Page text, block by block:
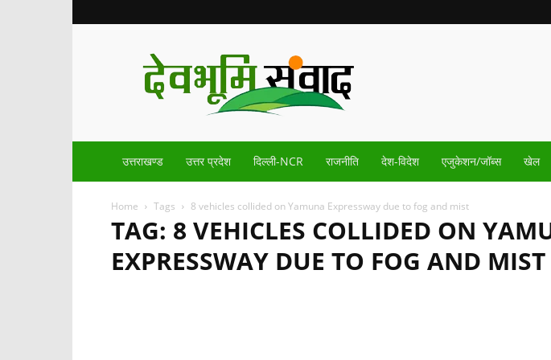
Devbhoomisamvad.com
उत्तराखण्ड उत्तर प्रदेश दिल्ली-NCR राजनीति देश-विदेश एजुकेशन/जॉब्स खेल
Home Tags 8 vehicles collided on Yamuna Expressway due to fog and mist
TAG: 8 VEHICLES COLLIDED ON
EXPRESSWAY DUE TO FOG AND MIST